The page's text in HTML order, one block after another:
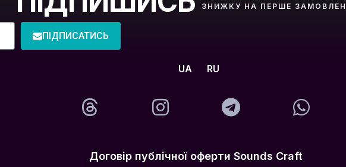
ЗНИЖКУ НА ПЕРШЕ
ПІДПИСАТИСЬ
UA RU
Договір публічної оферти Sounds Craft